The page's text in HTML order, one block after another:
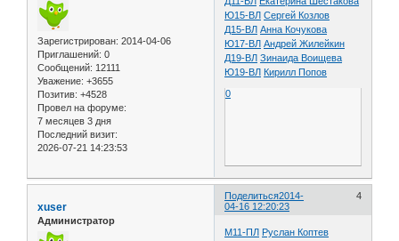
Зарегистрирован: 2014-04-06
Приглашений: 0
Сообщений: 12111
Уважение: +3655
Позитив: +4528
Провел на форуме:
7 месяцев 3 дня
Последний визит:
2026-07-21 14:23:53
Ю15-ВЛ Сергей Козлов
Д15-ВЛ Анна Кочукова
Ю17-ВЛ Андрей Жилейкин
Д19-ВЛ Зинаида Воищева
Ю19-ВЛ Кирилл Попов
0
Поделиться 4
2014-
04-16 12:20:23
xuser
Администратор
М11-ПЛ Руслан Коптев